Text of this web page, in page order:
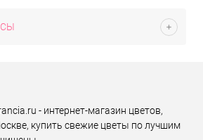
- интернет-магазин цветов,
купить свежие цветы по лучшим